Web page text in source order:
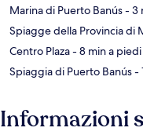
Marina di Puerto Banús- 3
Spiagge della Provincia di
Centro Plaza- 8 min a piedi
Spiaggia di Puerto Banús-
Informazioni